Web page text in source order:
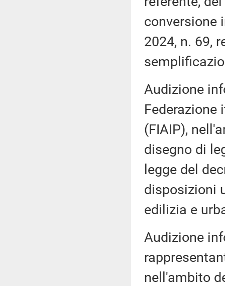
conversione
2024, n. 69,
Audizione
(FIAIP),
disegno di
legge del
disposizioni
edilizia e
Audizione
nell'ambito